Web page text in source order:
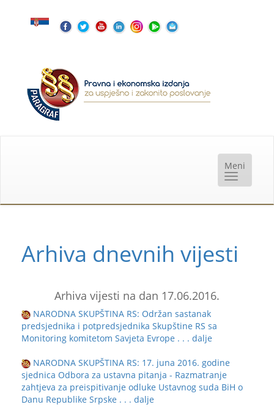
Arhiva dnevnih vijesti
Arhiva vijesti na dan 17.06.2016.
NARODNA SKUPŠTINA RS: Održan sastanak
predsjednika i potpredsjednika Skupštine RS sa
Monitoring komitetom Savjeta Evrope . . . dalje
NARODNA SKUPŠTINA RS: 17. juna 2016. godine
sjednica Odbora za ustavna pitanja - Razmatranje
zahtjeva za preispitivanje odluke Ustavnog suda BiH o
Danu Republike Srpske . . . dalje